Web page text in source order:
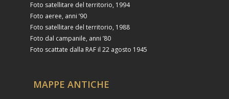
Foto satellitare del territorio, 1994
Foto aeree, anni ’90
Foto satellitare del territorio, 1988
Foto dal campanile, anni ’80
Foto scattate dalla RAF il 22 agosto 1945
MAPPE ANTICHE